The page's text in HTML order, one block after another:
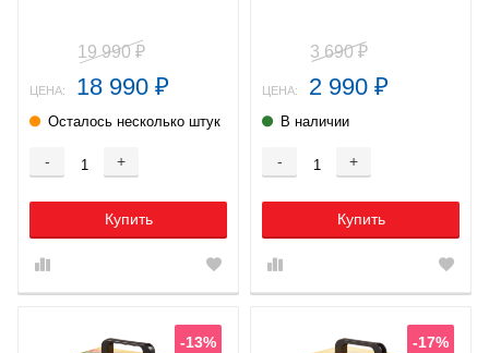
19 990 ₽
ЦЕНА: 18 990 ₽
Осталось несколько штук
- +
Купить
3 690₽
ЦЕНА: 2 990 ₽
В наличии
- +
Купить
-13% -17%